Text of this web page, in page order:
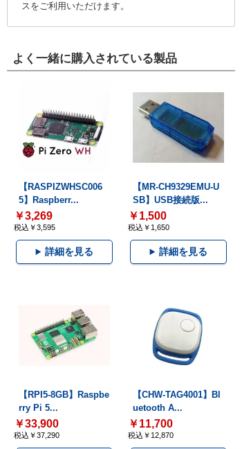
スをご利用いただけます。
よく一緒に購入されている製品
【RASPIZWHSC006
5】Raspberr...
￥3,269
税込￥3,595
詳細を見る
【MR-CH9329EMU-U
SB】USB接続版...
￥1,500
税込￥1,650
詳細を見る
【RPI5-8GB】Raspbe
rry Pi 5...
￥33,900
税込￥37,290
【CHW-TAG4001】Bl
uetooth A...
￥11,700
税込￥12,870